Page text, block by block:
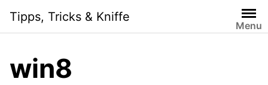
i
Tipps, Tricks & Kniffe
Menu
win8